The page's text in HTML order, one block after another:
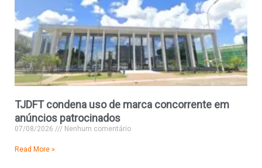
TJDFT condena uso de marca concorrente em
anúncios patrocinados
07/08/2026 Nenhum comentário
Read More »